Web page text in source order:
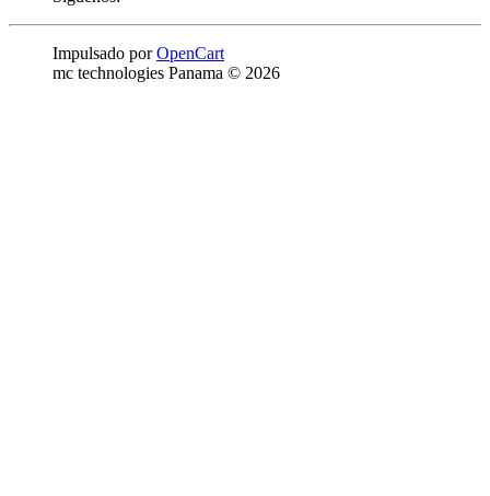
Impulsado porOpenCart
mc technologies Panama © 2026